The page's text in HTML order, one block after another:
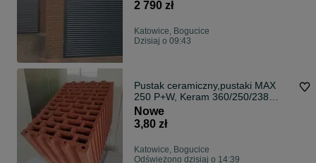
2 790 zł
Katowice, Bogucice
Dzisiaj o 09:43
Pustak ceramiczny,pustaki MAX
250 P+W, Keram 360/250/238
nowość
Nowe
3,80 zł
Katowice, Bogucice
Odświeżono dzisiaj o 14:39